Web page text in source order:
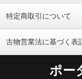
特定商取引について
古物営業法に基づく表
ポー